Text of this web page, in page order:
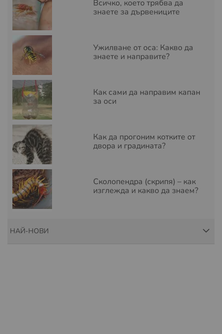
Всичко, което трябва да
знаете за дървениците
Ужилване от оса: Какво да
знаете и направите?
Как сами да направим капан
за оси
Как да прогоним котките от
двора и градината?
Сколопендра (скрипя) – как
изглежда и какво да знаем?
НАЙ-НОВИ